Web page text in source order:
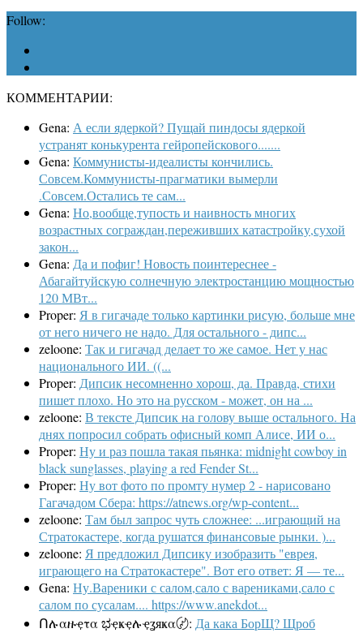
Follow:
КОММЕНТАРИИ:
Gena: А если ядеркой? Пущай пиндосы ядеркой
устранят конькурента гейропейскового.......
Gena: Коммунисты-идеалисты кончились.
Совсем.Коммунисты-прагматики вымерли
.Совсем.Остались те сам...
Gena: Но,вообще,тупость и наивность многих
возрастных сограждан,переживших катастройку,сухой
закон...
Gena: Да и пофиг! Новость поинтереснее -
Абагайтуйскую солнечную электростанцию мощностью
120 МВт...
Proper: Я в гигачаде только картинки рисую, больше мне
от него ничего не надо. Для остального - дипс...
zeloone: Так и гигачад делает то же самое. Нет у нас
национального ИИ. ((...
Proper: Дипсик несомненно хорош, да. Правда, стихи
пишет плохо. Но это на русском - может, он на ...
zeloone: В тексте Дипсик на голову выше остального. На
днях попросил собрать офисный комп Алисе, ИИ о...
Proper: Ну и раз пошла такая пьянка: midnight cowboy in
black sunglasses, playing a red Fender St...
Proper: Ну вот фото по промту нумер 2 - нарисовано
Гагачадом Сбера: https://atnews.org/wp-content...
zeloone: Там был запрос чуть сложнее: ...играющий на
Стратокастере, когда рушатся финансовые рынки. )...
zeloone: Я предложил Дипсику изобразить "еврея,
играющего на Стратокастере". Вот его ответ: Я — те...
Gena: Ну.Вареники с салом,сало с варениками,сало с
салом по сусалам.... https://www.anekdot...
Ոሉαዙҿτα ಭҿҝҿሉҿʓяҝα〄: Да кака БорЩ? Щроб